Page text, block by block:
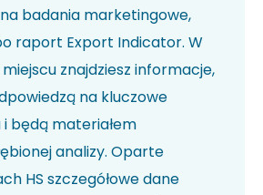
badania marketingowe,
raport Export Indicator. W
znajdziesz informacje,
na kluczowe
będą materiałem
analizy. Oparte
HS szczegółowe dane